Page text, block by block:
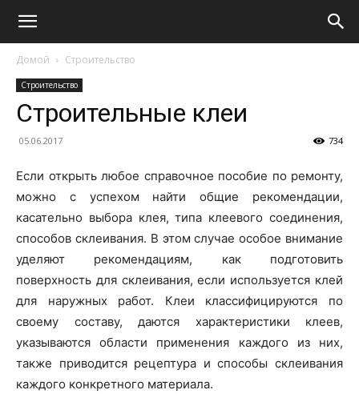
Домой Строительство
Строительство
Строительные клеи
05.06.2017 734
Если открыть любое справочное пособие по ремонту,
можно с успехом найти общие рекомендации,
касательно выбора клея, типа клеевого соединения,
способов склеивания. В этом случае особое внимание
уделяют рекомендациям, как подготовить
поверхность для склеивания, если используется клей
для наружных работ. Клеи классифицируются по
своему составу, даются характеристики клеев,
указываются области применения каждого из них,
также приводится рецептура и способы склеивания
каждого конкретного материала.